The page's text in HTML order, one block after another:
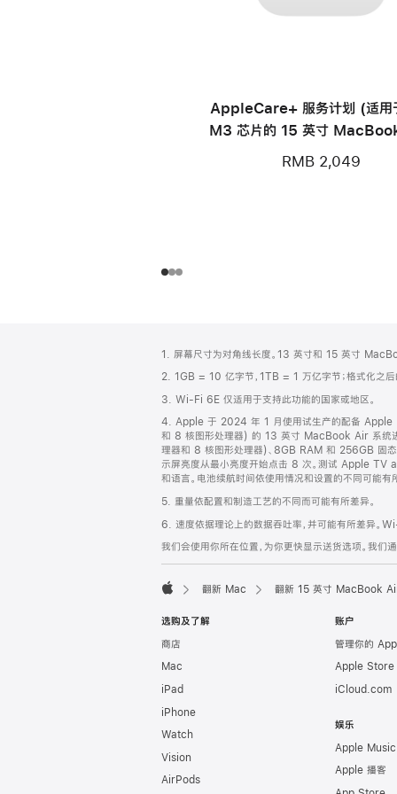
AppleCare+ 服务计划 (适用
M3 芯片的 15 英寸
RMB 2,049
页
脚
注
1. 屏幕尺寸为对角线长度。13 英寸和 15 英寸
2. 1GB = 10 亿字节，1TB = 1 万亿字节；格式化之后
3. Wi-Fi 6E 仅适用于支持此功能的国家或地区。
4. Apple 于 2024 年 1 月使用试生产的配备 Apple
和 8 核图形处理器) 的 13 英寸 MacBook Air 系统
理器和 8 核图形处理器)、8GB RAM 和 256GB 固态
示屏亮度从最小亮度开始点击 8 次。测试 Apple TV
和语言。电池续航时间依使用情况和设置的不同可能
5. 重量依配置和制造工艺的不同而可能有所差异。
6. 速度依据理论上的数据吞吐率，并可能有所差异。
我们会使用你所在位置，为你更快显示送货选项。我
翻新 Mac 翻新 15 英寸 MacBook
选购及了解
商店
Mac
iPad
iPhone
Watch
Vision
AirPods
账户
管理你的
Apple Store
iCloud.com
娱乐
Apple Music
Apple 播客